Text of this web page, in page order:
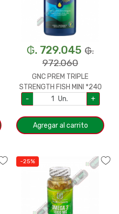
₲. 729.045 ₲.
972.060
GNC PREM TRIPLE
STRENGTH FISH MINI *240
CAPS 70493
- Un. +
Agregar al carrito
-25%